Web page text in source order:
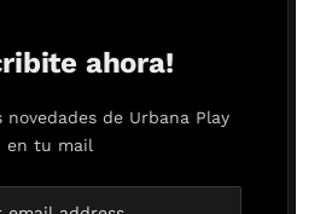
ahora!
novedades de Urbana Play
en tu mail